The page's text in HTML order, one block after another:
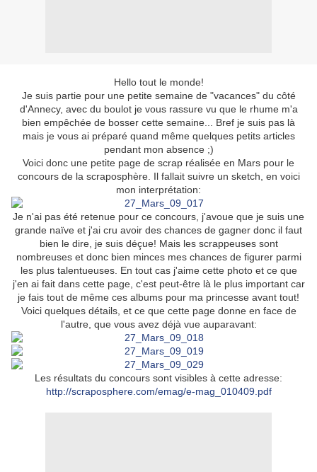
Hello tout le monde!
Je suis partie pour une petite semaine de "vacances" du côté
d'Annecy, avec du boulot je vous rassure vu que le rhume m'a
bien empêchée de bosser cette semaine... Bref je suis pas là
mais je vous ai préparé quand même quelques petits articles
pendant mon absence ;)
Voici donc une petite page de scrap réalisée en Mars pour le
concours de la scraposphère. Il fallait suivre un sketch, en voici
mon interprétation:
Je n'ai pas été retenue pour ce concours, j'avoue que je suis une
grande naïve et j'ai cru avoir des chances de gagner donc il faut
bien le dire, je suis déçue! Mais les scrappeuses sont
nombreuses et donc bien minces mes chances de figurer parmi
les plus talentueuses. En tout cas j'aime cette photo et ce que
j'en ai fait dans cette page, c'est peut-être là le plus important car
je fais tout de même ces albums pour ma princesse avant tout!
Voici quelques détails, et ce que cette page donne en face de
l'autre, que vous avez déjà vue auparavant:
Les résultats du concours sont visibles à cette adresse:
http://scraposphere.com/emag/e-mag_010409.pdf